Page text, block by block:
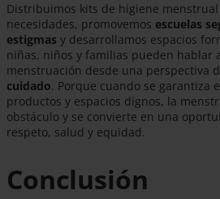
Distribuimos kits de higiene
necesidades, promovemos escuelas
estigmas y desarrollamos espacios
niñas, niños y familias pueden hablar
menstruación desde una perspectiva
cuidado. Porque cuando se garantiza
productos y espacios dignos, la
obstáculo y se convierte en una
respeto, salud y equidad.
Conclusión